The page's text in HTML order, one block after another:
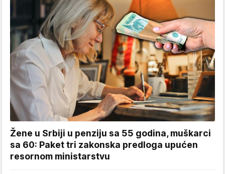
Žene u Srbiji u penziju sa 55 godina, muškarci
sa 60: Paket tri zakonska predloga upućen
resornom ministarstvu